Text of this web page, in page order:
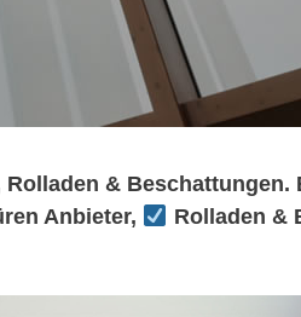
& Beschattungen.
Anbieter,
Rolladen &